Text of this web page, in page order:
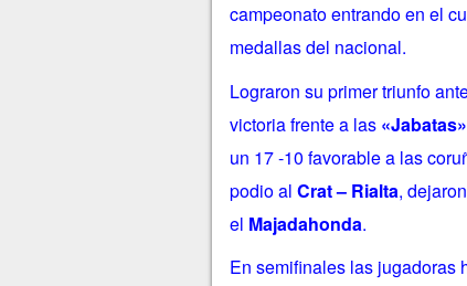
campeonato entrando en el
medallas del nacional.
Lograron su primer triunfo
victoria frente a las «Jabatas»
un 17 -10 favorable a las
podio al Crat – Rialta,
el Majadahonda.
En semifinales las jugadoras